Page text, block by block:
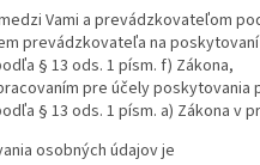
Vami a prevádzkovateľom
prevádzkovateľa na
§ 13 ods. 1 písm. f) Zákona,
pre účely
§ 13 ods. 1 písm. a) Zákona v
osobných údajov je